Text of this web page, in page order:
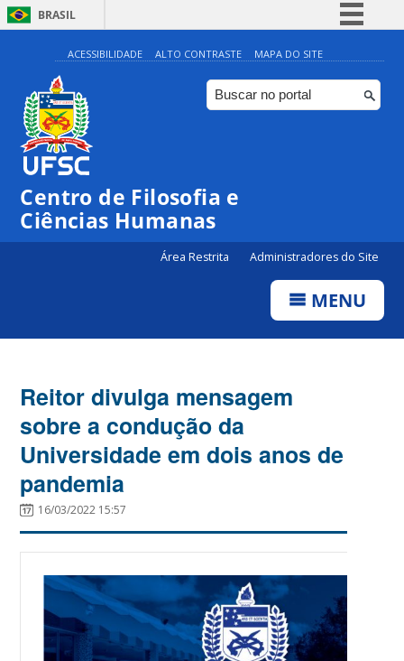
BRASIL
Simplifique!
Comunica BR
Participe
ACESSIBILIDADE ALTO CONTRASTE MAPA DO SITE
Centro de Filosofia e
Ciências Humanas
Área Restrita Administradores do Site
MENU
Reitor divulga mensagem
sobre a condução da
Universidade em dois anos de
pandemia
16/03/2022 15:57